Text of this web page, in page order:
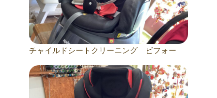
チャイルドシートクリーニング ビフォー